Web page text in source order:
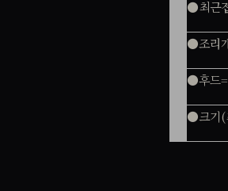
●최근
●조리
●후드
●크기(